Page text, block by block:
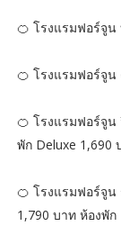
🍊 โรงแรมฟอร์จูน
🍊 โรงแรมฟอร์จู
🍊 โรงแรมฟอร์จูน
พัก Deluxe 1,690
🍊 โรงแรมฟอร์จู
1,790 บาท ห้องพั